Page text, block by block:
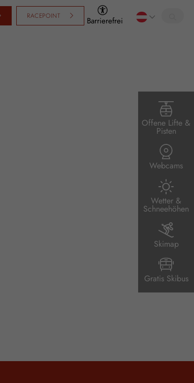
RACEPOINT Barrierefrei
Offene Lifte &
Pisten
Webcams
Wetter &
Schneehöhen
Skimap
Gratis Skibus